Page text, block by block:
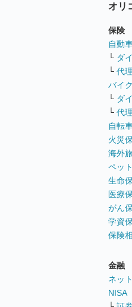
オリ
保険
自動
└ ダ
└ 代
バイ
└ ダ
└ 代
自転
火災
海外
ペッ
生命
医療
がん
学資
保険
金融
ネッ
NISA